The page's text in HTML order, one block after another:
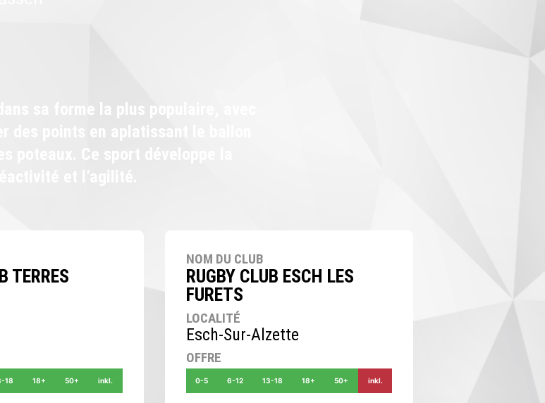
sa forme la plus populaire, avec
des points en aplatissant le ballon
poteaux. Ce sport développe la
et l’agilité.
TERRES
18 18+ 50+ inkl.
NOM DU CLUB
RUGBY CLUB ESCH LES
FURETS
LOCALITÉ
Esch-Sur-Alzette
OFFRE
0-5 6-12 13-18 18+ 50+ inkl.